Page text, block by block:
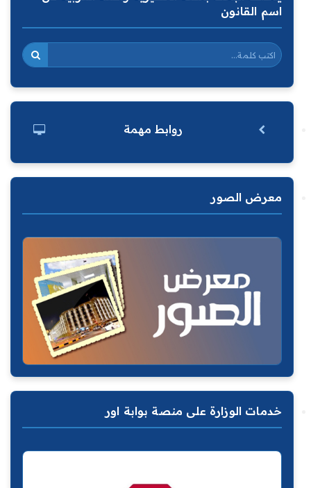
اسم القانون
روابط مهمة
معرض الصور
خدمات الوزارة على منصة بوابة اور